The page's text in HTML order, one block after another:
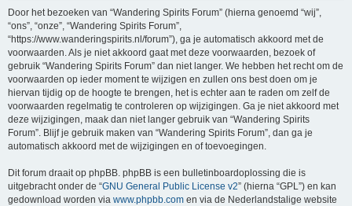
Door het bezoeken van “Wandering Spirits Forum” (hierna genoemd “wij”,
“ons”, “onze”, “Wandering Spirits Forum”,
“https://www.wanderingspirits.nl/forum”), ga je automatisch akkoord met de
voorwaarden. Als je niet akkoord gaat met deze voorwaarden, bezoek of
gebruik “Wandering Spirits Forum” dan niet langer. We hebben het recht om de
voorwaarden op ieder moment te wijzigen en zullen ons best doen om je
hiervan tijdig op de hoogte te brengen, het is echter aan te raden om zelf de
voorwaarden regelmatig te controleren op wijzigingen. Ga je niet akkoord met
deze wijzigingen, maak dan niet langer gebruik van “Wandering Spirits
Forum”. Blijf je gebruik maken van “Wandering Spirits Forum”, dan ga je
automatisch akkoord met de wijzigingen en of toevoegingen.
Dit forum draait op phpBB. phpBB is een bulletinboardoplossing die is
uitgebracht onder de “GNU General Public License v2” (hierna “GPL”) en kan
gedownload worden via www.phpbb.com en via de Nederlandstalige website